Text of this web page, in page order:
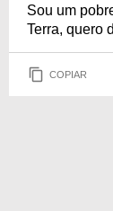
Sou um
Terra, quero
COPIAR